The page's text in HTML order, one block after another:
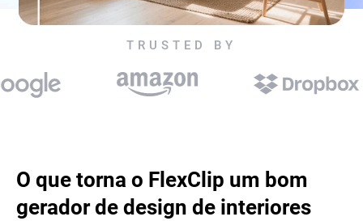
TRUSTED BY
O que torna o FlexClip um bom
gerador de design de interiores